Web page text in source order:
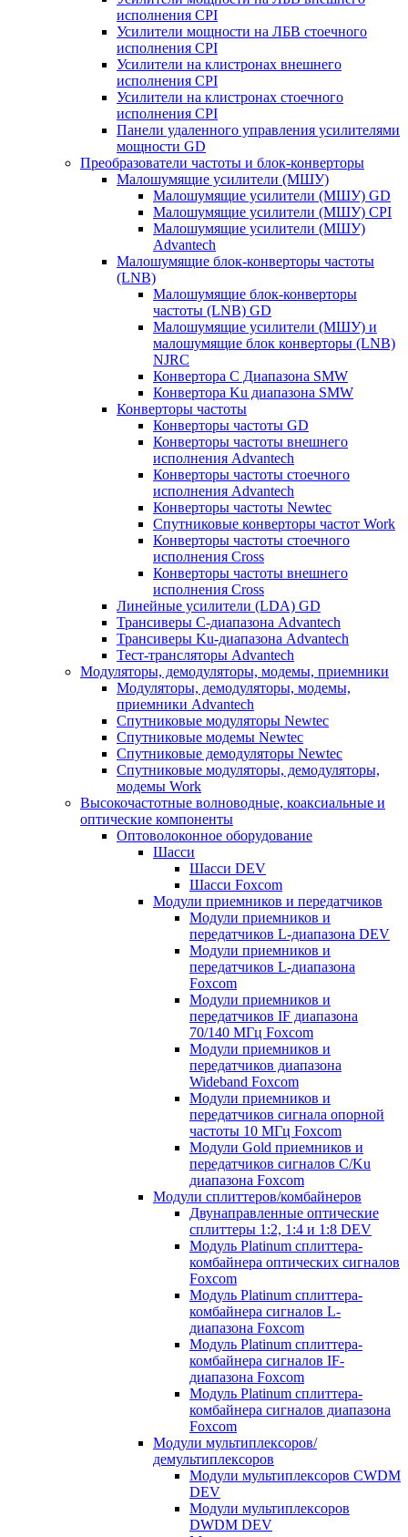
исполнения CPI
Усилители мощности на ЛБВ стоечного
исполнения CPI
Усилители на клистронах внешнего
исполнения CPI
Усилители на клистронах стоечного
исполнения CPI
Панели удаленного управления усилителями
мощности GD
Преобразователи частоты и блок-конверторы
Малошумящие усилители (МШУ)
Малошумящие усилители (МШУ) GD
Малошумящие усилители (МШУ) CPI
Малошумящие усилители (МШУ)
Advantech
Малошумящие блок-конверторы частоты
(LNB)
Малошумящие блок-конверторы
частоты (LNB) GD
Малошумящие усилители (МШУ) и
малошумящие блок конверторы (LNB)
NJRC
Конвертора C Диапазона SMW
Конвертора Ku диапазона SMW
Конверторы частоты
Конверторы частоты GD
Конверторы частоты внешнего
исполнения Advantech
Конверторы частоты стоечного
исполнения Advantech
Конверторы частоты Newtec
Спутниковые конверторы частот Work
Конверторы частоты стоечного
исполнения Cross
Конверторы частоты внешнего
исполнения Cross
Линейные усилители (LDA) GD
Трансиверы С-диапазона Advantech
Трансиверы Ku-диапазона Advantech
Тест-трансляторы Advantech
Модуляторы, демодуляторы, модемы, приемники
Модуляторы, демодуляторы, модемы,
приемники Advantech
Спутниковые модуляторы Newtec
Спутниковые модемы Newtec
Спутниковые демодуляторы Newtec
Спутниковые модуляторы, демодуляторы,
модемы Work
Высокочастотные волноводные, коаксиальные и
оптические компоненты
Оптоволоконное оборудование
Шасси
Шасси DEV
Шасси Foxcom
Модули приемников и передатчиков
Модули приемников и
передатчиков L-диапазона DEV
Модули приемников и
передатчиков L-диапазона
Foxcom
Модули приемников и
передатчиков IF диапазона
70/140 МГц Foxcom
Модули приемников и
передатчиков диапазона
Wideband Foxcom
Модули приемников и
передатчиков сигнала опорной
частоты 10 МГц Foxcom
Модули Gold приемников и
передатчиков сигналов C/Ku
диапазона Foxcom
Модули сплиттеров/комбайнеров
Двунаправленные оптические
сплиттеры 1:2, 1:4 и 1:8 DEV
Модуль Platinum cплиттера-
комбайнера оптических сигналов
Foxcom
Модуль Platinum сплиттера-
комбайнера сигналов L-
диапазона Foxcom
Модуль Platinum сплиттера-
комбайнера сигналов IF-
диапазона Foxcom
Модуль Platinum сплиттера-
комбайнера сигналов диапазона
Foxcom
Модули мультиплексоров/
демультиплексоров
Модули мультиплексоров CWDM
DEV
Модули мультиплексоров
DWDM DEV